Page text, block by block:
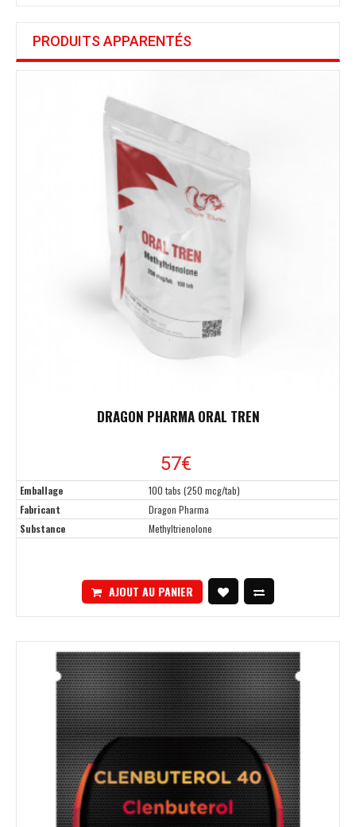
PRODUITS APPARENTÉS
DRAGON PHARMA ORAL TREN
57€
Emballage
100 tabs (250 mcg/tab)
Fabricant
Dragon Pharma
Substance
Methyltrienolone
AJOUT AU PANIER